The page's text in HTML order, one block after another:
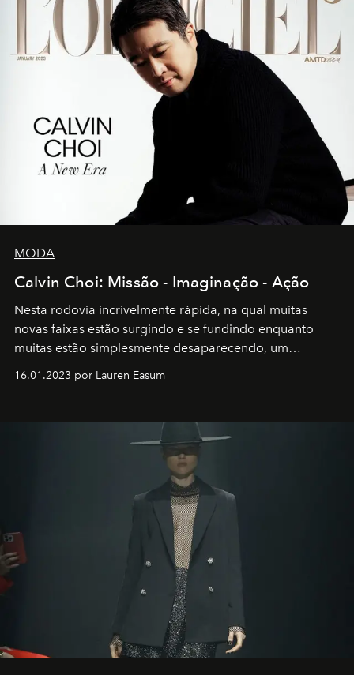
MODA
Calvin Choi: Missão - Imaginação - Ação
Nesta rodovia incrivelmente rápida, na qual muitas
novas faixas estão surgindo e se fundindo enquanto
muitas estão simplesmente desaparecendo, um
transportador AMTD abrindo caminho para muitos
por propósitos, com um claro senso de missão na vida e
16.01.2023 por Lauren Easum